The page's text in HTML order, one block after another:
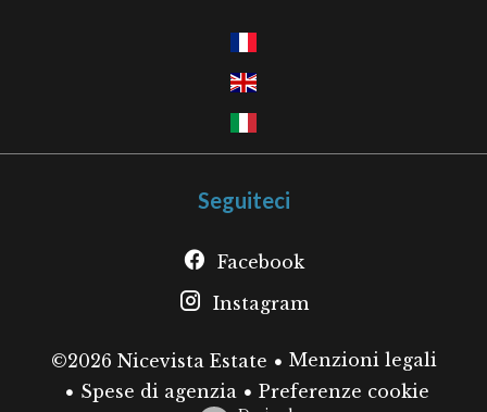
Seguiteci
Facebook
Instagram
©2026 Nicevista Estate
Menzioni legali
Spese di agenzia
Preferenze cookie